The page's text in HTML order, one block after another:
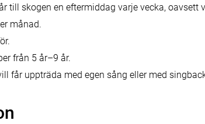
till skogen en eftermiddag varje vecka, oavsett
månad.
från 5 år–9 år.
får uppträda med egen sång eller med